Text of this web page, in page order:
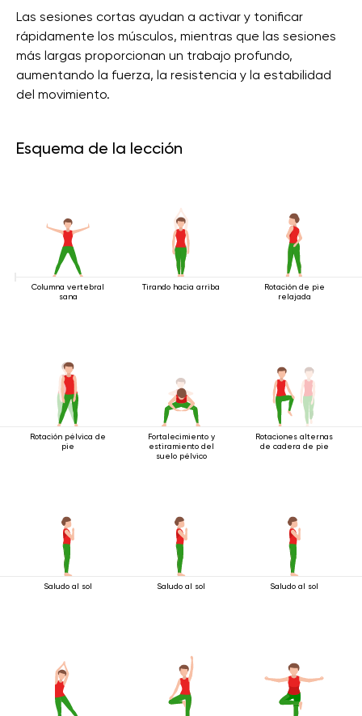
Las sesiones cortas ayudan a activar y tonificar
rápidamente los músculos, mientras que las sesiones
más largas proporcionan un trabajo profundo,
aumentando la fuerza, la resistencia y la estabilidad
del movimiento.
Esquema de la lección
Columna vertebral
sana
Tirando hacia arriba
Rotación de pie
relajada
Rotación pélvica de
pie
Fortalecimiento y
estiramiento del
suelo pélvico
Rotaciones alternas
de cadera de pie
Saludo al sol Saludo al sol Saludo al sol